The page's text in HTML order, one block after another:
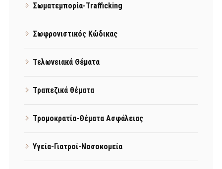
Σωματεμπορία-Trafficking
Σωφρονιστικός Κώδικας
Τελωνειακά Θέματα
Τραπεζικά θέματα
Τρομοκρατία-Θέματα Ασφάλειας
Υγεία-Γιατροί-Νοσοκομεία